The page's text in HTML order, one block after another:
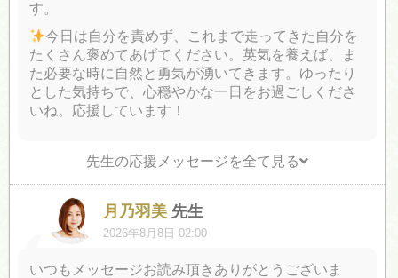
す。
今日は自分を責めず、これまで走ってきた自分を
たくさん褒めてあげてください。英気を養えば、ま
た必要な時に自然と勇気が湧いてきます。ゆったり
とした気持ちで、心穏やかな一日をお過ごしくださ
いね。応援しています！
先生の応援メッセージを全て見る
月乃羽美 先生
2026年8月8日 02:00
いつもメッセージお読み頂きありがとうございま